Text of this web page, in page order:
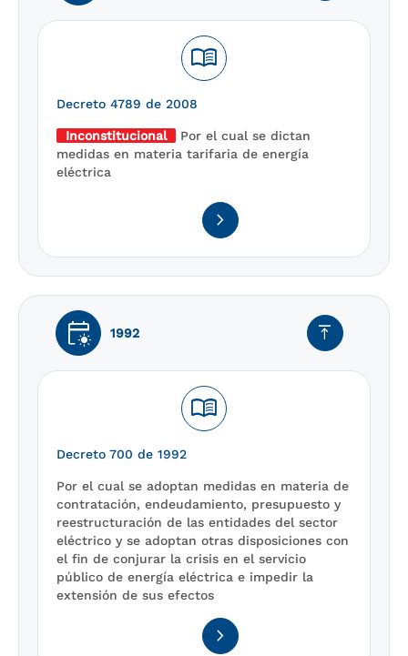
menu_book
Decreto 4789 de 2008
Inconstitucional
Por el cual se dictan
medidas en materia tarifaria de energía
eléctrica
navigate_next
early_on 1992 vertical_align_top
menu_book
Decreto 700 de 1992
Por el cual se adoptan medidas en materia de
contratación, endeudamiento, presupuesto y
reestructuración de las entidades del sector
eléctrico y se adoptan otras disposiciones con
el fin de conjurar la crisis en el servicio
público de energía eléctrica e impedir la
extensión de sus efectos
navigate_next